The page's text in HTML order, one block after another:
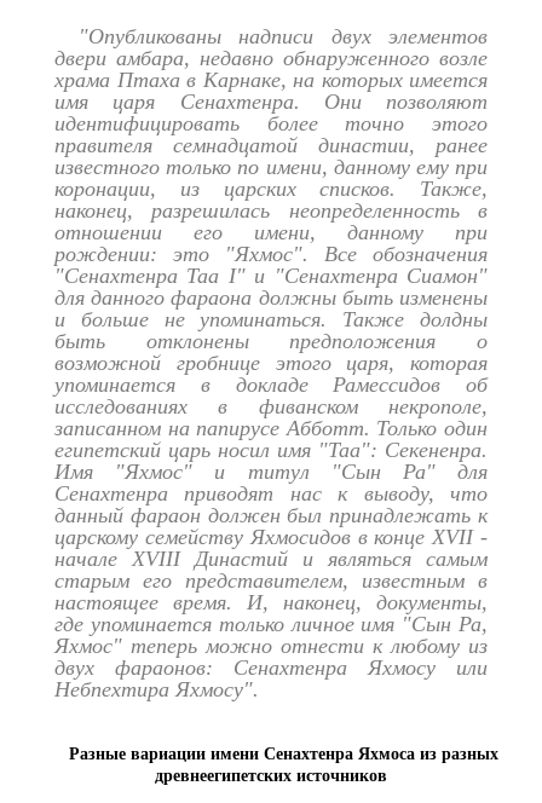
"Опубликованы надписи двух элементов
двери амбара, недавно обнаруженного возле
храма Птаха в Карнаке, на которых имеется
имя царя Сенахтенра. Они позволяют
идентифицировать более точно этого
правителя семнадцатой династии, ранее
известного только по имени, данному ему при
коронации, из царских списков. Также,
наконец, разрешилась неопределенность в
отношении его имени, данному при
рождении: это "Яхмос". Все обозначения
"Сенахтенра Таа I" и "Сенахтенра Сиамон"
для данного фараона должны быть изменены
и больше не упоминаться. Также долдны
быть отклонены предположения о
возможной гробнице этого царя, которая
упоминается в докладе Рамессидов об
исследованиях в фиванском некрополе,
записанном на папирусе Абботт. Только один
египетский царь носил имя "Таа": Секененра.
Имя "Яхмос" и титул "Сын Ра" для
Сенахтенра приводят нас к выводу, что
данный фараон должен был принадлежать к
царскому семейству Яхмосидов в конце XVII -
начале XVIII Династий и являться самым
старым его представителем, известным в
настоящее время. И, наконец, документы,
где упоминается только личное имя "Сын Ра,
Яхмос" теперь можно отнести к любому из
двух фараонов: Сенахтенра Яхмосу или
Небпехтира Яхмосу".
Разные вариации имени Сенахтенра Яхмоса из разных
древнеегипетских источников